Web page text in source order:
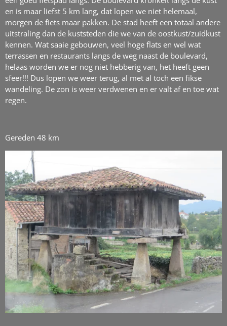
en is maar liefst 5 km lang, dat lopen we niet helemaal,
morgen de fiets maar pakken. De stad heeft een totaal andere
uitstraling dan de kuststeden die we van de oostkust/zuidkust
kennen. Wat saaie gebouwen, veel hoge flats en wel wat
terrassen en restaurants langs de weg naast de boulevard,
helaas worden we er nog niet hebberig van, het heeft geen
sfeer!!! Dus lopen we weer terug, al met al toch een fikse
wandeling. De zon is weer verdwenen en er valt af en toe wat
regen.
Gereden 48 km